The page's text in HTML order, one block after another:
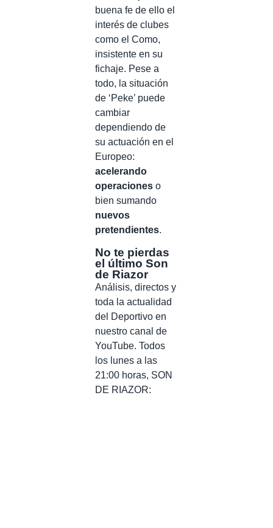
buena fe de ello el
interés de clubes
como el Como,
insistente en su
fichaje. Pese a
todo, la situación
de ‘Peke’ puede
cambiar
dependiendo de
su actuación en el
Europeo:
acelerando
operaciones o
bien sumando
nuevos
pretendientes.
No te pierdas
el último Son
de Riazor
Análisis, directos y
toda la actualidad
del Deportivo en
nuestro canal de
YouTube. Todos
los lunes a las
21:00 horas, SON
DE RIAZOR: